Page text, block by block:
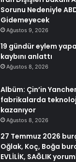
Sorunu Nedeniyle
Gidemeyecek
Ağustos 9, 2026
19 gündür eylem
kaybını anlattı
Ağustos 8, 2026
Albüm: Çin’in
fabrikalarda
kazanıyor
Ağustos 8, 2026
27 Temmuz 2026
Oğlak, Koç, Boğa
EVLİLİK, SAĞLIK